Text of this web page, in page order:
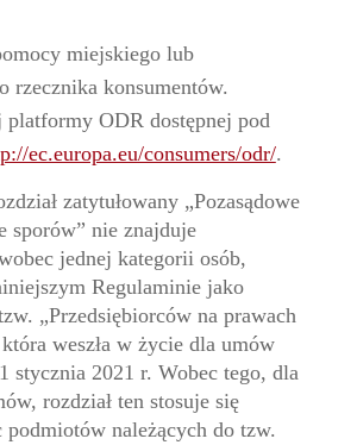
miejskiego lub
rzecznika konsumentów.
platformy ODR dostępnej pod
ec.europa.eu/consumers/odr/.
zatytułowany „Pozasądowe
sporów” nie znajduje
jednej kategorii osób,
Regulaminie jako
„Przedsiębiorców na prawach
weszła w życie dla umów
stycznia 2021 r. Wobec tego, dla
rozdział ten stosuje się
podmiotów należących do tzw.